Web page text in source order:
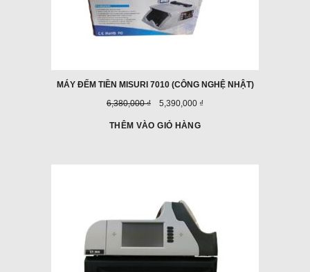
MÁY ĐẾM TIỀN MISURI 7010 (CÔNG NGHỆ NHẬT)
Giá
trước
6,380,000 ₫
Giá
5,390,000 ₫
THÊM VÀO GIỎ HÀNG